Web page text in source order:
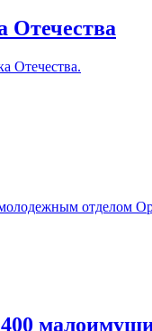
Отечества
Отечества.
отделом